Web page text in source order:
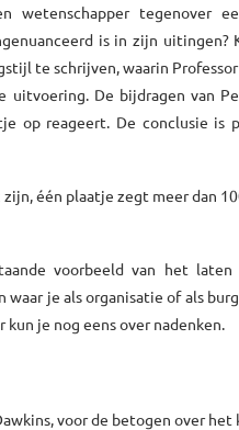
tegenover
is in zijn
te schrijven, waarin
De bijdragen van
op reageert. De conclusie is
één plaatje zegt meer dan
voorbeeld van het laten
je als organisatie of als
je nog eens over nadenken.
voor de betogen over het